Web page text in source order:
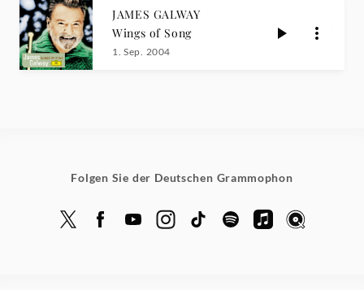
JAMES GALWAY
Wings of Song
1. Sep. 2004
Folgen Sie der Deutschen Grammophon